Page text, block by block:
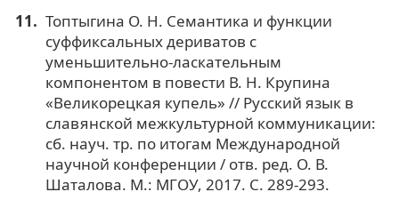
Топтыгина О. Н. Семантика и функции
суффиксальных дериватов с
уменьшительно-ласкательным
компонентом в повести В. Н. Крупина
«Великорецкая купель» // Русский язык в
славянской межкультурной коммуникации:
сб. науч. тр. по итогам Международной
научной конференции / отв. ред. О. В.
Шаталова. М.: МГОУ, 2017. С. 289-293.